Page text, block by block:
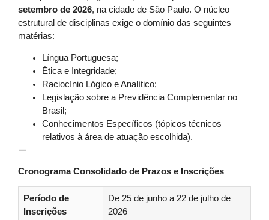
setembro de 2026, na cidade de São Paulo. O núcleo
estrutural de disciplinas exige o domínio das seguintes
matérias:
Língua Portuguesa;
Ética e Integridade;
Raciocínio Lógico e Analítico;
Legislação sobre a Previdência Complementar no
Brasil;
Conhecimentos Específicos (tópicos técnicos
relativos à área de atuação escolhida).
—
Cronograma Consolidado de Prazos e Inscrições
Período de
Inscrições
De 25 de junho a 22 de julho de
2026